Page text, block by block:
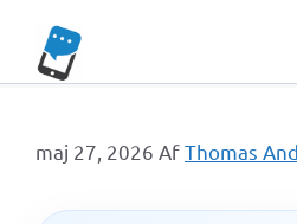
indhold
maj 27, 2026 AfThomas